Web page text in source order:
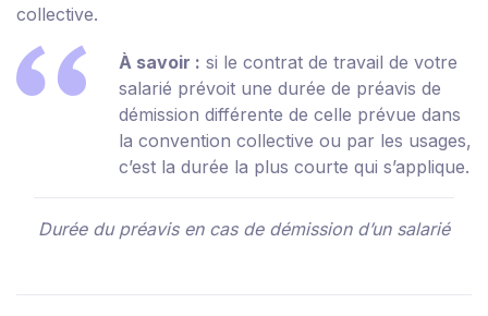
collective.
À savoir : si le contrat de travail de votre
salarié prévoit une durée de préavis de
démission différente de celle prévue dans
la convention collective ou par les usages,
c’est la durée la plus courte qui s’applique.
Durée du préavis en cas de démission d’un salarié